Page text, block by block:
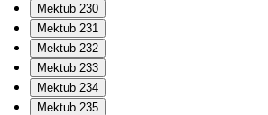
Mektub 230
Mektub 231
Mektub 232
Mektub 233
Mektub 234
Mektub 235